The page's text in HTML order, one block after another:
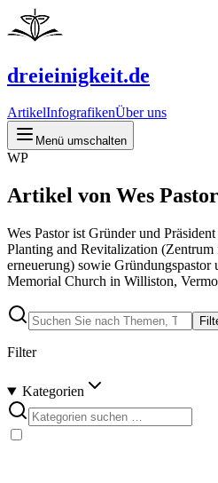
dreieinigkeit.de
ArtikelInfografikenÜber uns
Menü umschalten
WP
Artikel von Wes Pastor
Wes Pastor ist Gründer und
Planting and Revitalization
erneuerung) sowie Gründungspastor
Memorial Church in Williston,
Filter
Kategorien